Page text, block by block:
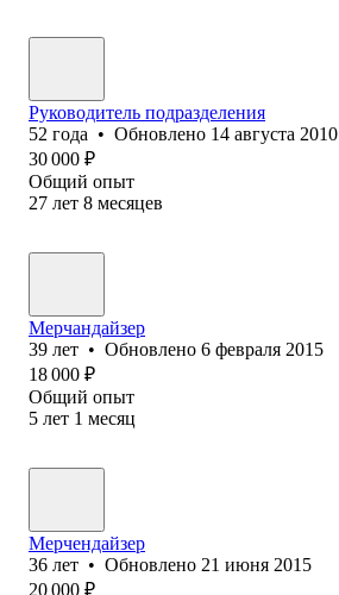
Руководитель подразделения
52 года • Обновлено 14 августа 2010
30 000 ₽
Общий опыт
27 лет 8 месяцев
Мерчандайзер
39 лет • Обновлено 6 февраля 2015
18 000 ₽
Общий опыт
5 лет 1 месяц
Мерчендайзер
36 лет • Обновлено 21 июня 2015
20 000 ₽